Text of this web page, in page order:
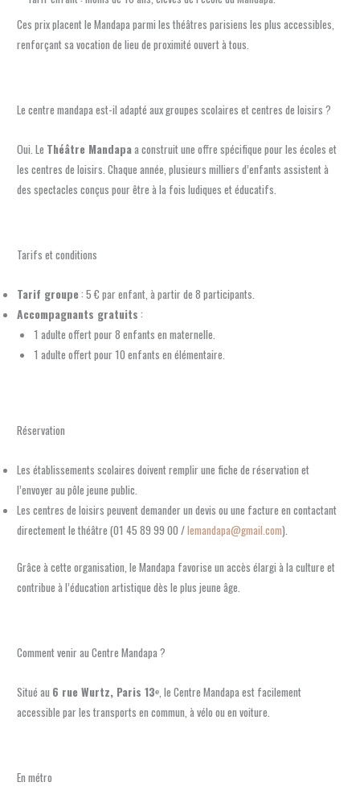
Ces prix placent le Mandapa parmi les théâtres parisiens les plus accessibles,
renforçant sa vocation de lieu de proximité ouvert à tous.
Le centre mandapa est-il adapté aux groupes scolaires et centres de loisirs ?
Oui. Le Théâtre Mandapaa construit une offre spécifique pour les écoles et
les centres de loisirs. Chaque année, plusieurs milliers d’enfants assistent à
des spectacles conçus pour être à la fois ludiques et éducatifs.
Tarifs et conditions
Tarif groupe: 5 € par enfant, à partir de 8 participants.
Accompagnants gratuits :
1 adulte offert pour 8 enfants en maternelle.
1 adulte offert pour 10 enfants en élémentaire.
Réservation
Les établissements scolaires doivent remplir une fiche de réservation et
l’envoyer au pôle jeune public.
Les centres de loisirs peuvent demander un devis ou une facture en contactant
directement le théâtre (01 45 89 99 00 /lemandapa@gmail.com).
Grâce à cette organisation, le Mandapa favorise un accès élargi à la culture et
contribue à l’éducation artistique dès le plus jeune âge.
Comment venir au Centre Mandapa ?
Situé au 6 rue Wurtz, Paris 13ᵉ , le Centre Mandapa est facilement
accessible par les transports en commun, à vélo ou en voiture.
En métro